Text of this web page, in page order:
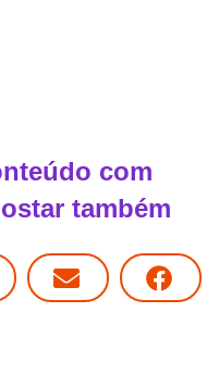
com
também